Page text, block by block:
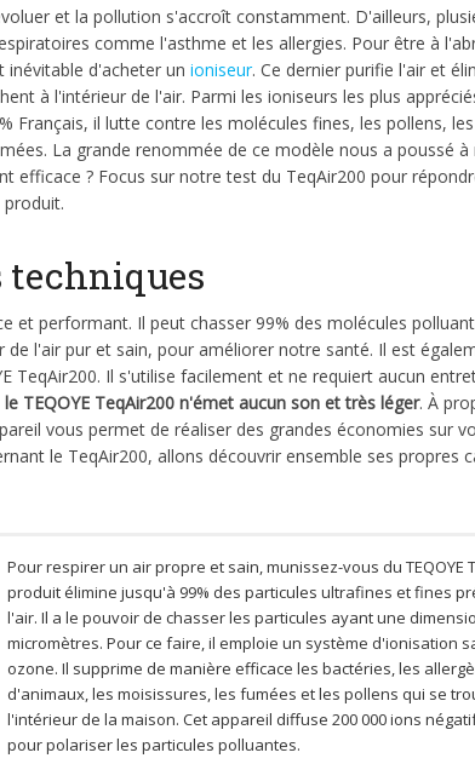
et la pollution s'accroît constamment. D'ailleurs,
comme l'asthme et les allergies. Pour être à
d'acheter un ioniseur. Ce dernier purifie l'air et
à l'intérieur de l'air. Parmi les ioniseurs les plus
Français, il lutte contre les molécules fines, les pollens,
La grande renommée de ce modèle nous a poussé à
efficace ? Focus sur notre test du TeqAir200 pour
techniques
et performant. Il peut chasser 99% des molécules
de l'air pur et sain, pour améliorer notre santé. Il est
TeqAir200. Il s'utilise facilement et ne requiert aucun
le TEQOYE TeqAir200 n'émet aucun son et très léger. À
vous permet de réaliser des grandes économies sur
le TeqAir200, allons découvrir ensemble ses propres
Pour respirer un air propre et sain, munissez-vous du TEQOYE
produit élimine jusqu'à 99% des particules ultrafines et fines
l'air. Il a le pouvoir de chasser les particules ayant une
micromètres. Pour ce faire, il emploie un système d'ionisation
ozone. Il supprime de manière efficace les bactéries, les
d'animaux, les moisissures, les fumées et les pollens qui se
l'intérieur de la maison. Cet appareil diffuse 200 000 ions
pour polariser les particules polluantes.